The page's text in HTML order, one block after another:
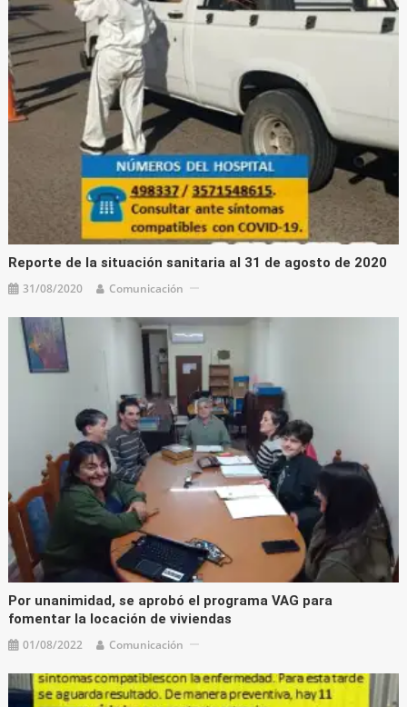
Reporte de la situación sanitaria al 31 de agosto de 2020
31/08/2020 Comunicación
Por unanimidad, se aprobó el programa VAG para
fomentar la locación de viviendas
01/08/2022 Comunicación